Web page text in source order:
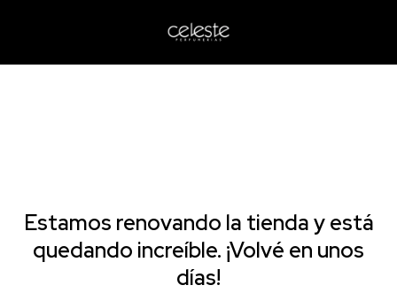
Estamos renovando la tienda y está
quedando increíble. ¡Volvé en unos
días!